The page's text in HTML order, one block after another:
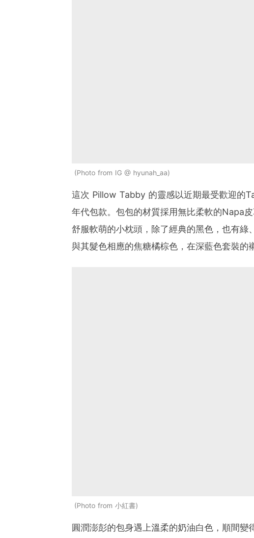
Photo from IG @ hyunah_aa
這次 Pillow Tabby 的靈感以近期最受歡迎的
年代包款。包包的材質採用無比柔軟的Napa
舒服軟萌的小枕頭，除了經典的黑色，也有
與其髮色相應的焦糖橘棕色，在深藍色套裝的
Photo from 小紅書
圓潤澎彭的包身遇上溫柔的奶油白色，順間